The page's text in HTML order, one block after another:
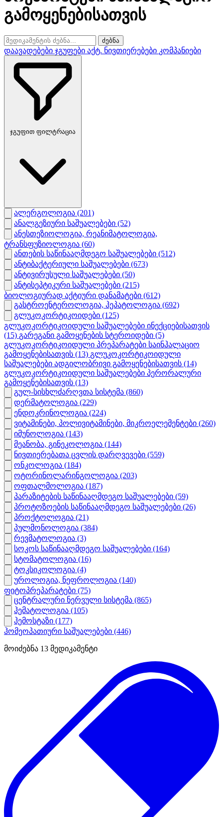
გამოყენებისათვის
ძებნა
დაავადებები ჯგუფები აქტ. ნივთიერებები კომპანიები
ჯგუფით ფილტრაცია
ალერგოლოგია (201)
ანალგეზიური საშუალებები (52)
ანესთეზიოლოგია, რეანიმატოლოგია,
ტრანსფუზიოლოგია (60)
ანთების საწინააღმდეგო საშუალებები (512)
ანტიბაქტერიული საშუალებები (673)
ანტივირუსული საშუალებები (50)
ანტისეპტიკური საშუალებები (215)
ბიოლოგიურად აქტიური დანამატები (612)
გასტროენტეროლოგია, ჰეპატოლოგია (692)
გლუკოკორტიკოიდები (125)
გლუკოკორტიკოიდული საშუალებები ინექციებისათვის
(15) გარეგანი გამოყენების სტეროიდები (5)
გლუკოკორტიკოიდული პრეპარატები საინჰალაციო
გამოყენებისათვის (13) გლუკოკორტიკოიდული
საშუალებები ადგილობრივი გამოყენებისათვის (14)
გლუკოკორტიკოიდული საშუალებები პერორალური
გამოყენებისათვის (13)
გულ-სისხლძარღვთა სისტემა (860)
დერმატოლოგია (229)
ენდოკრინოლოგია (224)
ვიტამინები, პოლივიტამინები, მიკროელემენტები (260)
იმუნოლოგია (143)
მეანობა, გინეკოლოგია (144)
ნივთიერებათა ცვლის დარღვევები (559)
ონკოლოგია (184)
ოტორინოლარინგოლოგია (203)
ოფთალმოლოგია (187)
პარაზიტების საწინააღმდეგო საშუალებები (59)
პროტოზოების საწინააღმდეგო საშუალებები (26)
პროქტოლოგია (21)
პულმონოლოგია (384)
რევმატოლოგია (3)
სოკოს საწინააღმდეგო საშუალებები (164)
სტომატოლოგია (16)
ტოკსიკოლოგია (4)
უროლოგია, ნეფროლოგია (140)
ფიტოპრეპარატები (75)
ცენტრალური ნერვული სისტემა (865)
ჰემატოლოგია (105)
ჰემოსტაზი (177)
ჰომეოპათიური საშუალებები (446)
მოიძებნა 13 მედიკამენტი